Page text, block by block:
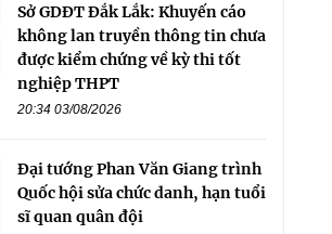
Sở GDĐT Đắk Lắk: Khuyến cáo
không lan truyền thông tin chưa
được kiểm chứng về kỳ thi tốt
nghiệp THPT
20:34 03/08/2026
Đại tướng Phan Văn Giang trình
Quốc hội sửa chức danh, hạn tuổi
sĩ quan quân đội